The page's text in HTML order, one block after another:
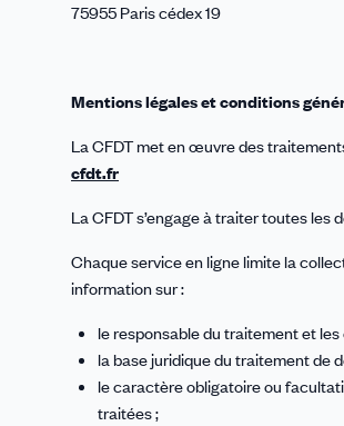
75955 Paris cédex 19
Mentions légales et conditions
La CFDT met en œuvre des
cfdt.fr
La CFDT s’engage à traiter toutes
Chaque service en ligne limite la
information sur :
le responsable du traitement et
la base juridique du traitement de
le caractère obligatoire ou
traitées ;